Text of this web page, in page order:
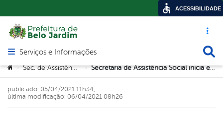
Acesso
Abrir menu principal de navegação
Serviços e Informações
Você está aqui:
> Sec. de Assistência Social > Secretaria de Assistência Social inicia entrega das cestas básicas para pessoas cadastradas
publicado: 05/04/2021 11h34,
última modificação: 06/04/2021 08h26
ACESSIBILIDADE